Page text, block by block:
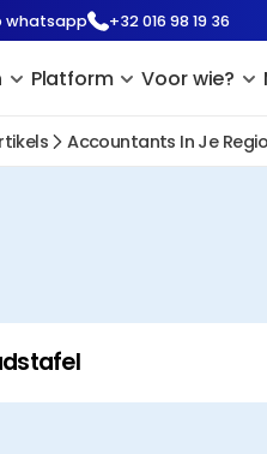
whatsapp +32 016 98 19 36
Platform Voor wie?
Accountants In Je Regio